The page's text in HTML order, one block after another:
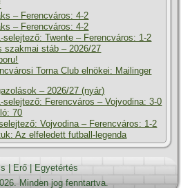
– Ferencváros: 4-2
– Ferencváros: 4-2
selejtező: Twente – Ferencváros: 1-2
szakmai stáb – 2026/27
Torna Club elnökei: Mailinger
– 2026/27 (nyár)
selejtező: Ferencváros – Vojvodina: 3-0
70
Vojvodina – Ferencváros: 1-2
Az elfeledett futball-legenda
Erő|
Egyetértés
Minden jog fenntartva.